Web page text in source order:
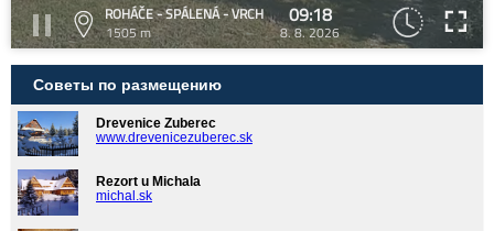
ROHÁČE - SPÁLENÁ - VRCH
1505 m
09:18
8. 8. 2026
Советы по размещению
Drevenice Zuberec
www.drevenicezuberec.sk
Rezort u Michala
michal.sk